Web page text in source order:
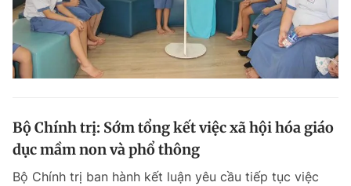
Bộ Chính trị: Sớm tổng kết việc xã hội hóa giáo
dục mầm non và phổ thông
Bộ Chính trị ban hành kết luận yêu cầu tiếp tục việc